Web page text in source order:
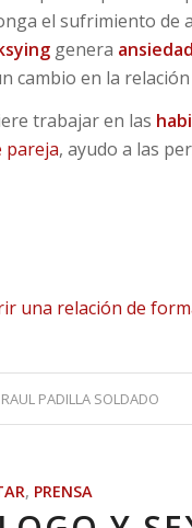
el sufrimiento de
genera ansiedad
cambio en la
trabajar en las
pareja, ayudo a las
una relación de
RAUL PADILLA SOLDADO
, PRENSA